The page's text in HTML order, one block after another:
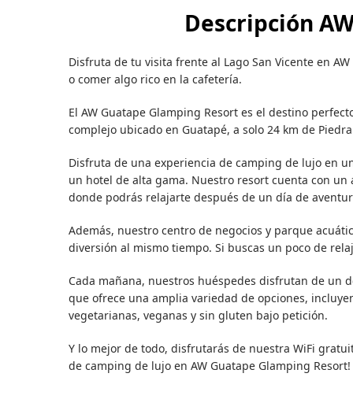
Descripción
Disfruta de tu visita frente al Lago San Vicente en
o comer algo rico en la cafetería.
El AW Guatape Glamping Resort es el destino
complejo ubicado en Guatapé, a solo 24 km de
Disfruta de una experiencia de camping de lujo en
un hotel de alta gama. Nuestro resort cuenta con
donde podrás relajarte después de un día de
Además, nuestro centro de negocios y parque
diversión al mismo tiempo. Si buscas un poco de
Cada mañana, nuestros huéspedes disfrutan de un
que ofrece una amplia variedad de opciones,
vegetarianas, veganas y sin gluten bajo petición.
Y lo mejor de todo, disfrutarás de nuestra WiFi
de camping de lujo en AW Guatape Glamping Resort!